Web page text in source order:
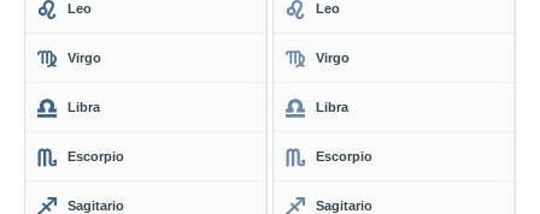
Leo
Virgo
Libra
Escorpio
Sagitario
Leo
Virgo
Libra
Escorpio
Sagitario